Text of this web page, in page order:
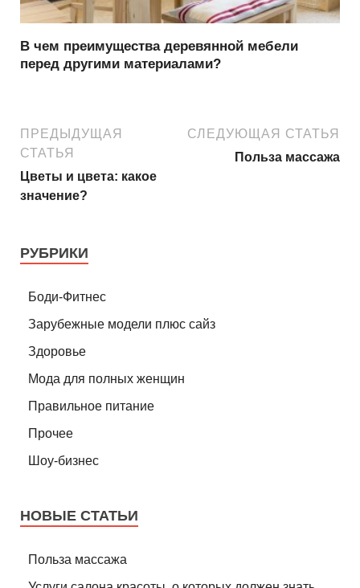
В чем преимущества деревянной мебели
перед другими материалами?
ПРЕДЫДУЩАЯ
СТАТЬЯ
Цветы и цвета: какое
значение?
СЛЕДУЮЩАЯ СТАТЬЯ
Польза массажа
РУБРИКИ
Боди-Фитнес
Зарубежные модели плюс сайз
Здоровье
Мода для полных женщин
Правильное питание
Прочее
Шоу-бизнес
НОВЫЕ СТАТЬИ
Польза массажа